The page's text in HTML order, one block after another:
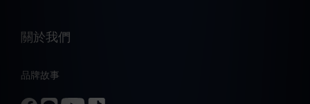
關於我們
品牌故事